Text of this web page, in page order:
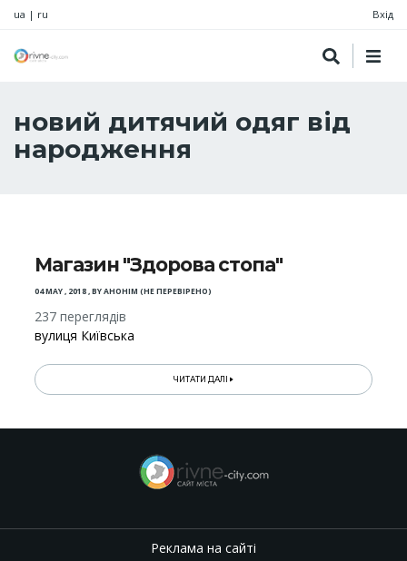
ua | ru Вхід
новий дитячий одяг від
народження
Магазин "Здорова стопа"
04 MAY , 2018,BYАНОНІМ (НЕ ПЕРЕВІРЕНО)
237 переглядів
вулиця Київська
ЧИТАТИ ДАЛІ
Реклама на сайті